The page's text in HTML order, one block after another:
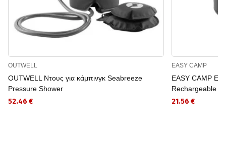
OUTWELL
OUTWELL Ντους για κάμπινγκ Seabreeze
Pressure Shower
52.46 €
EASY CAMP
EASY CAMP
Rechargeable
21.56 €